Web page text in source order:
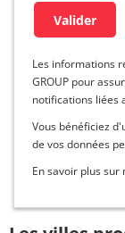
Les informations
GROUP pour
notifications liées
Vous bénéficiez
de vos données
En savoir plus sur